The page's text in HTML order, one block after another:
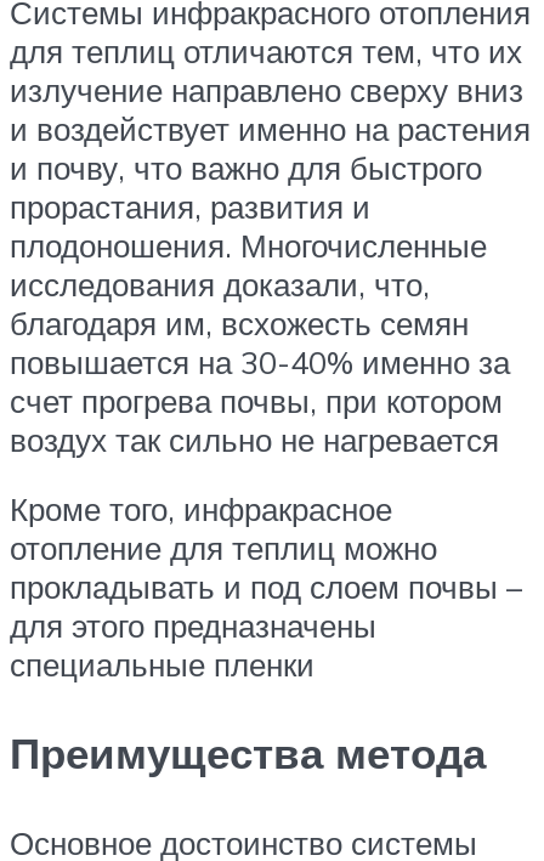
Системы инфракрасного отопления
для теплиц отличаются тем, что их
излучение направлено сверху вниз
и воздействует именно на растения
и почву, что важно для быстрого
прорастания, развития и
плодоношения. Многочисленные
исследования доказали, что,
благодаря им, всхожесть семян
повышается на 30-40% именно за
счет прогрева почвы, при котором
воздух так сильно не нагревается
Кроме того, инфракрасное
отопление для теплиц можно
прокладывать и под слоем почвы –
для этого предназначены
специальные пленки
Преимущества метода
Основное достоинство системы